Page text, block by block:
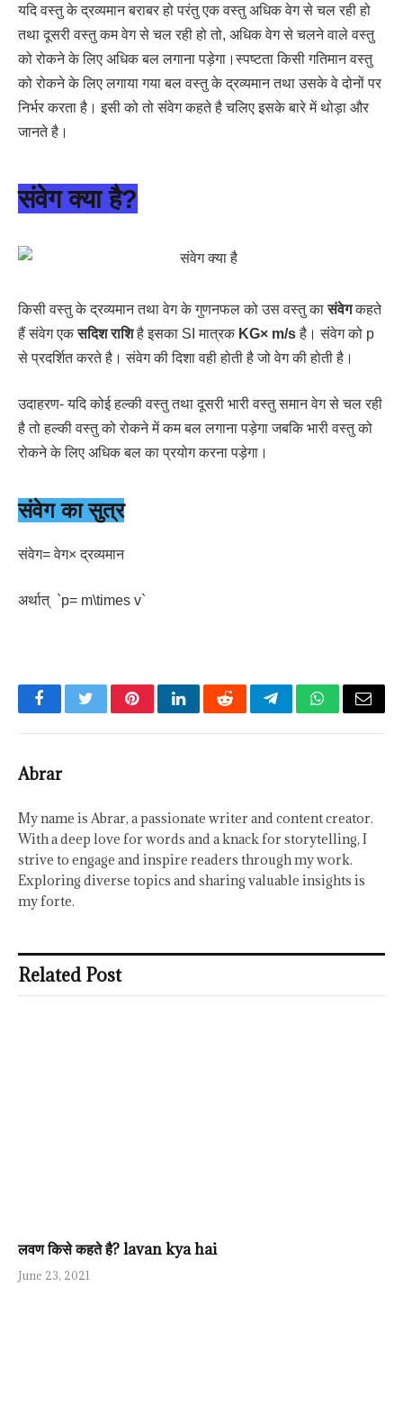
यदि वस्तु के द्रव्यमान बराबर हो परंतु एक वस्तु अधिक वेग से चल रही हो
तथा दूसरी वस्तु कम वेग से चल रही हो तो, अधिक वेग से चलने वाले वस्तु
को रोकने के लिए अधिक बल लगाना पड़ेगा।स्पष्टता किसी गतिमान वस्तु
को रोकने के लिए लगाया गया बल वस्तु के द्रव्यमान तथा उसके वे दोनों पर
निर्भर करता है। इसी को तो संंवेग कहते है चलिए इसके बारे में थोड़ा और
जानते है।
संवेग क्या है?
किसी वस्तु के द्रव्यमान तथा वेग के गुणनफल को उस वस्तु कासंवेगकहते
हैं संवेग एकसदिश राशिहै इसका SI मात्रक KG× m/sहै। संंवेग को p
से प्रदर्शित करते है। संवेग की दिशा वही होती है जो वेग की होती है।
उदाहरण- यदि कोई हल्की वस्तु तथा दूसरी भारी वस्तु समान वेग से चल रही
है तो हल्की वस्तु को रोकने में कम बल लगाना पड़ेगा जबकि भारी वस्तु को
रोकने के लिए अधिक बल का प्रयोग करना पड़ेगा।
संवेग का सुत्र
संवेग= वेग× द्रव्यमान
अर्थात् `p= m\times v`
FacebookTwitterPinterestLinkedInRedditTelegramWhatsApp
Email
Abrar
My name is Abrar, a passionate writer and content creator.
With a deep love for words and a knack for storytelling, I
strive to engage and inspire readers through my work.
Exploring diverse topics and sharing valuable insights is
my forte.
Related Post
लवण किसे कहते है? lavan kya hai
June 23, 2021